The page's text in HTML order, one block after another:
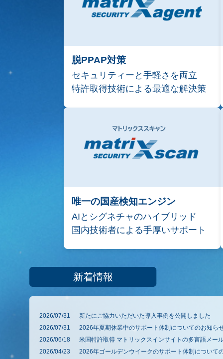
脱PPAP対策
セキュリティーと手軽さを両立
特許取得技術による最適な解決策
唯一の国産検知エンジン
AIとシグネチャのハイブリッド
国内技術者による手厚いサポート
新着情報
2026/07/31
新たにご協力いただいた導入事例を公開しました
2026/07/31
2026年夏期休業中のサポート体制についてのお知ら
2026/06/18
米国特許取得 マトリックスインサイトの多言語メー
2026/04/23
2026年ゴールデンウイークのサポート体制について